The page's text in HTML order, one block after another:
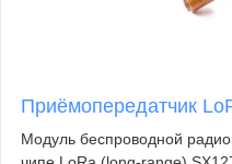
Приёмопередатчик
Модуль беспроводной